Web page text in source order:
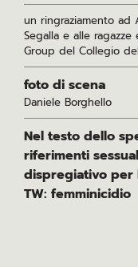
un ringraziamento ad
Segalla e alle
Group del Collegio
foto di scena
Daniele Borghello
Nel testo dello
riferimenti
dispregiativo per
TW: femminicidio